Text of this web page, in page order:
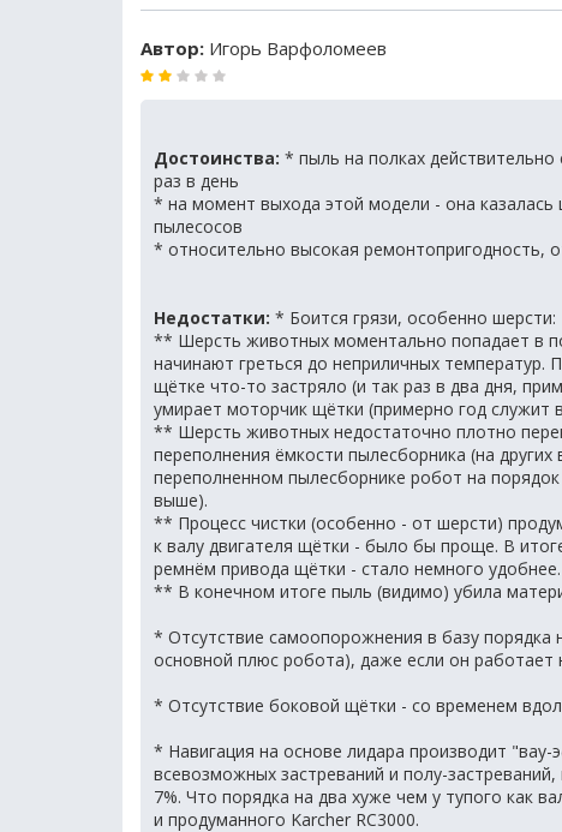
Автор: Игорь Варфоломеев
Достоинства: * пыль на полках действительно
раз в день
* на момент выхода этой модели - она
пылесосов
* относительно высокая ремонтопригодность,
Недостатки: * Боится грязи, особенно шерсти:
** Шерсть животных моментально попадает в
начинают греться до неприличных
щётке что-то застряло (и так раз в два дня,
умирает моторчик щётки (примерно год служит
** Шерсть животных недостаточно плотно
переполнения ёмкости пылесборника (на
переполненном пылесборнике робот на
выше).
** Процесс чистки (особенно - от шерсти)
к валу двигателя щётки - было бы проще. В
ремнём привода щётки - стало немного удобнее.
** В конечном итоге пыль (видимо) убила
* Отсутствие самоопорожнения в базу
основной плюс робота), даже если он работает
* Отсутствие боковой щётки - со временем
* Навигация на основе лидара производит
всевозможных застреваний и полу-
7%. Что порядка на два хуже чем у тупого как
и продуманного Karcher RC3000.